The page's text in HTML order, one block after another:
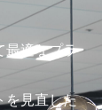
最適なプラ
を見直した